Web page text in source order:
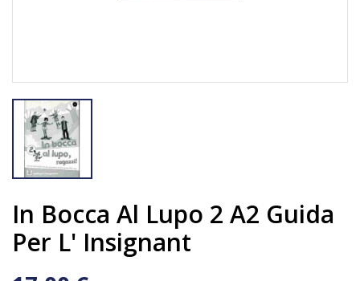
In Bocca Al Lupo 2 A2 Guida
Per L' Insignant